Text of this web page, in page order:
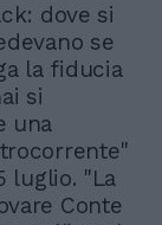
dove si
se
la fiducia
si
una
luglio. "La
Conte